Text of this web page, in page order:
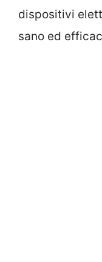
dispositivi
sano ed